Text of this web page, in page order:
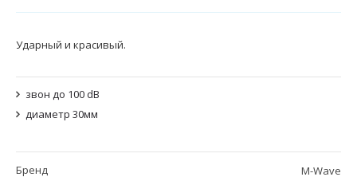
Ударный и красивый.
звон до 100 dB
диаметр 30мм
Бренд M-Wave